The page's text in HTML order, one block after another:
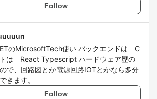
Follow
のMicrosoftTech使い バックエンドは C
は React Typescript ハードウェア歴の
で、回路図とか電源回路IOTとかなら多分
きます。
Follow